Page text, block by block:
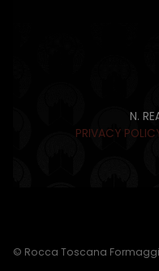
N.
PRIVACY
© Rocca Toscana